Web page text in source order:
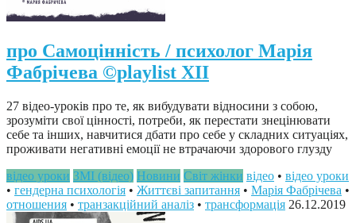
про Самоцінність / психолог Марія
Фабрічева ©playlist XII
27 відео-уроків про те, як вибудувати відносини з собою,
зрозуміти свої цінності, потреби, як перестати знецінювати
себе та інших, навчитися дбати про себе у складних ситуаціях,
проживати негативні емоції не втрачаючи здорового глузду
відео уроки ЗМІ (відео) Новини Світ жінки відео • відео уроки
• гендерна психологія • Життєві запитання • Марія Фабрічева •
отношения • транзакційний аналіз • трансформація 26.12.2019